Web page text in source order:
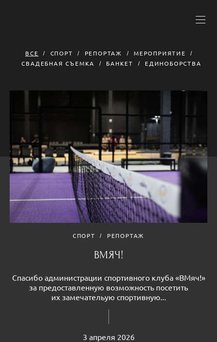
ВСЕ СПОРТ РЕПОРТАЖ
МЕРОПРИЯТИЕ
СВАДЕБНАЯ СЪЕМКА
БАНКЕТ ЕДИНОБОРСТВА
СПОРТ РЕПОРТАЖ
ВМЯЧ!
Спасибо администрации спортивного клуба «ВМяч!»
за предоставленную возможность посетить
их замечательую спортивную...
3 апреля 2026